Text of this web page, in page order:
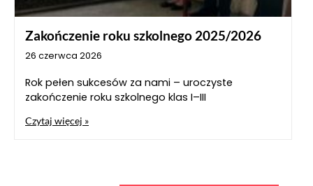
Zakończenie roku szkolnego 2025/2026
26 czerwca 2026
Rok pełen sukcesów za nami – uroczyste
zakończenie roku szkolnego klas I–III
Czytaj więcej »